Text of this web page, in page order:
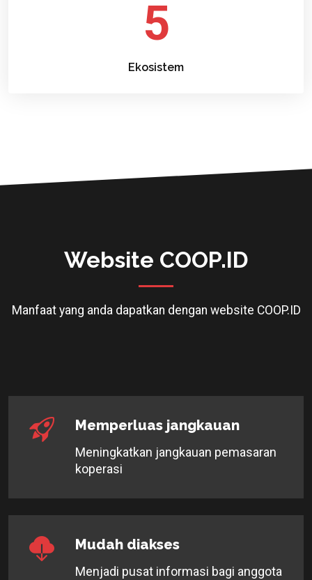
5
Ekosistem
Website COOP.ID
Manfaat yang anda dapatkan dengan website COOP.ID
Memperluas jangkauan
Meningkatkan jangkauan pemasaran
koperasi
Mudah diakses
Menjadi pusat informasi bagi anggota